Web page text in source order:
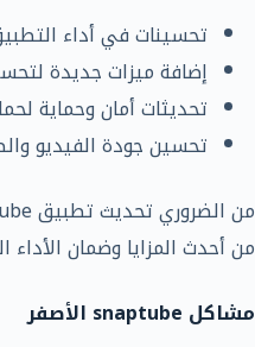
تحسينات في أداء
إضافة ميزات جديدة
تحديثات أمان وحماية
تحسين جودة الفيديو
من أحدث المزايا وضمان
مشاكل snaptube الأصفر